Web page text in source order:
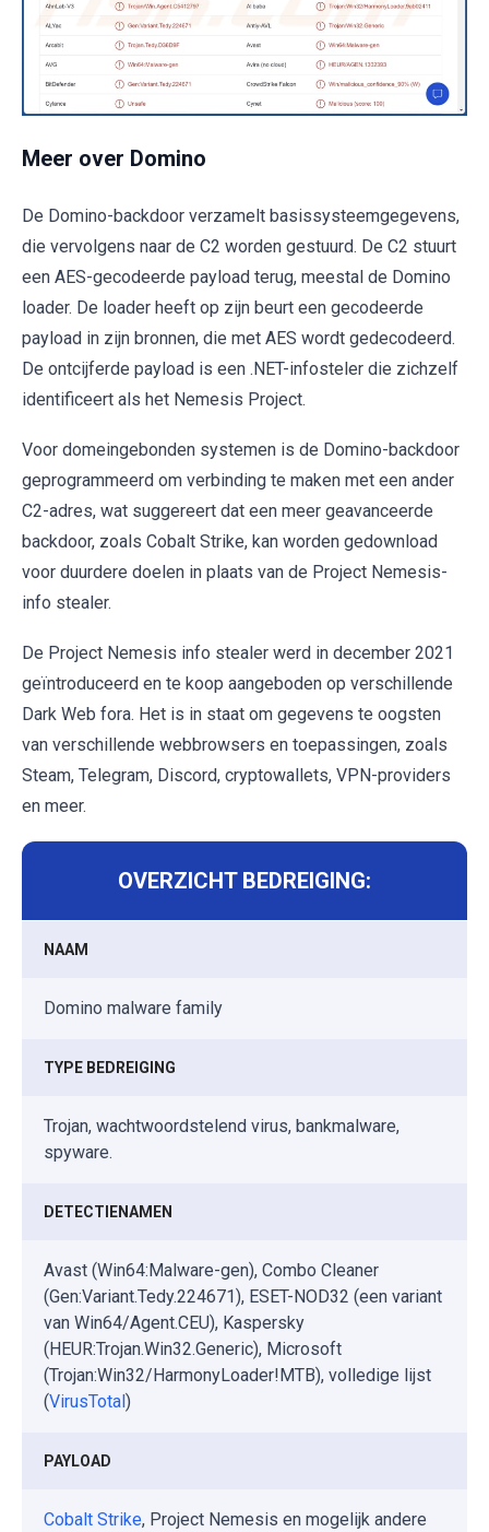
Meer over Domino
De Domino-backdoor verzamelt basissysteemgegevens,
die vervolgens naar de C2 worden gestuurd. De C2 stuurt
een AES-gecodeerde payload terug, meestal de Domino
loader. De loader heeft op zijn beurt een gecodeerde
payload in zijn bronnen, die met AES wordt gedecodeerd.
De ontcijferde payload is een .NET-infosteler die zichzelf
identificeert als het Nemesis Project.
Voor domeingebonden systemen is de Domino-backdoor
geprogrammeerd om verbinding te maken met een ander
C2-adres, wat suggereert dat een meer geavanceerde
backdoor, zoals Cobalt Strike, kan worden gedownload
voor duurdere doelen in plaats van de Project Nemesis-
info stealer.
De Project Nemesis info stealer werd in december 2021
geïntroduceerd en te koop aangeboden op verschillende
Dark Web fora. Het is in staat om gegevens te oogsten
van verschillende webbrowsers en toepassingen, zoals
Steam, Telegram, Discord, cryptowallets, VPN-providers
en meer.
OVERZICHT BEDREIGING:
NAAM
Domino malware family
TYPE BEDREIGING
Trojan, wachtwoordstelend virus, bankmalware,
spyware.
DETECTIENAMEN
Avast (Win64:Malware-gen), Combo Cleaner
(Gen:Variant.Tedy.224671), ESET-NOD32 (een variant
van Win64/Agent.CEU), Kaspersky
(HEUR:Trojan.Win32.Generic), Microsoft
(Trojan:Win32/HarmonyLoader!MTB), volledige lijst
(VirusTotal)
PAYLOAD
Cobalt Strike, Project Nemesis en mogelijk andere